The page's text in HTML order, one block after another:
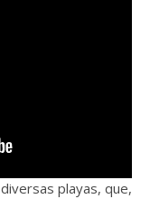
playas, que,